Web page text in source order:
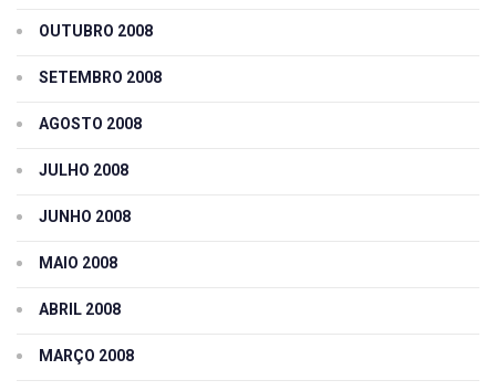
OUTUBRO 2008
SETEMBRO 2008
AGOSTO 2008
JULHO 2008
JUNHO 2008
MAIO 2008
ABRIL 2008
MARÇO 2008